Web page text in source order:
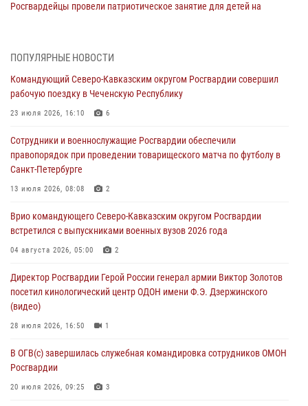
Росгвардейцы провели патриотическое занятие для детей на
юных воспитанников спортивной школы
08 августа 2026, 13:00
стен музея истории космонавтики в Калуге
08 августа 2026, 09:29
В Северо-Западном округе Росгвардии продолжаются мероприятия
08 августа 2026, 09:03 1
Росгвардейцы в ЛНР совершенствуют навыки тактической
08 августа 2026, 09:00
ПОПУЛЯРНЫЕ НОВОСТИ
Командующий Северо-Кавказским округом Росгвардии совершил
рабочую поездку в Чеченскую Республику
23 июля 2026, 16:10 6
Сотрудники и военнослужащие Росгвардии обеспечили
правопорядок при проведении товарищеского матча по футболу в
Санкт-Петербурге
13 июля 2026, 08:08 2
Врио командующего Северо-Кавказским округом Росгвардии
встретился с выпускниками военных вузов 2026 года
04 августа 2026, 05:00 2
Директор Росгвардии Герой России генерал армии Виктор Золотов
посетил кинологический центр ОДОН имени Ф.Э. Дзержинского
(видео)
28 июля 2026, 16:50 1
В ОГВ(с) завершилась служебная командировка сотрудников ОМОН
Росгвардии
20 июля 2026, 09:25 3